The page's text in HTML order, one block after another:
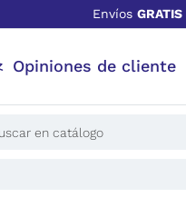
Envíos GRATIS
Opiniones de cliente